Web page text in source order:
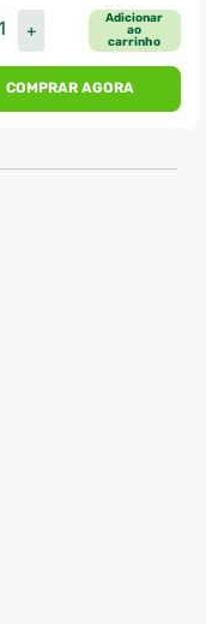
＋
Adicionar
ao
carrinho
COMPRAR AGORA